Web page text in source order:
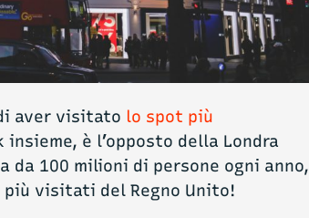
aver visitato lo spot più
insieme, è l’opposto della Londra
100 milioni di persone ogni anno,
visitati del Regno Unito!